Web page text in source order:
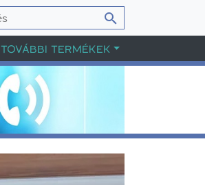
TOVÁBBI TERMÉKEK